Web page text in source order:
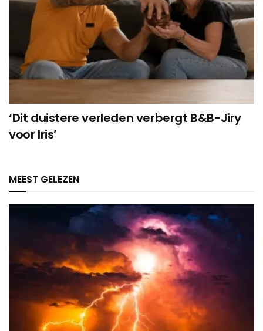
‘Dit duistere verleden verbergt B&B-Jiry
voor Iris’
MEEST GELEZEN